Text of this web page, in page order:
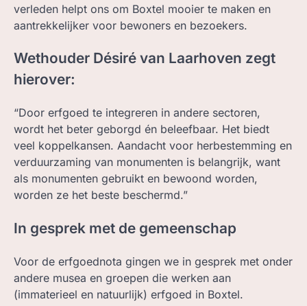
verleden helpt ons om Boxtel mooier te maken en
aantrekkelijker voor bewoners en bezoekers.
Wethouder Désiré van Laarhoven zegt
hierover:
“Door erfgoed te integreren in andere sectoren,
wordt het beter geborgd én beleefbaar. Het biedt
veel koppelkansen. Aandacht voor herbestemming en
verduurzaming van monumenten is belangrijk, want
als monumenten gebruikt en bewoond worden,
worden ze het beste beschermd.”
In gesprek met de gemeenschap
Voor de erfgoednota gingen we in gesprek met onder
andere musea en groepen die werken aan
(immaterieel en natuurlijk) erfgoed in Boxtel.